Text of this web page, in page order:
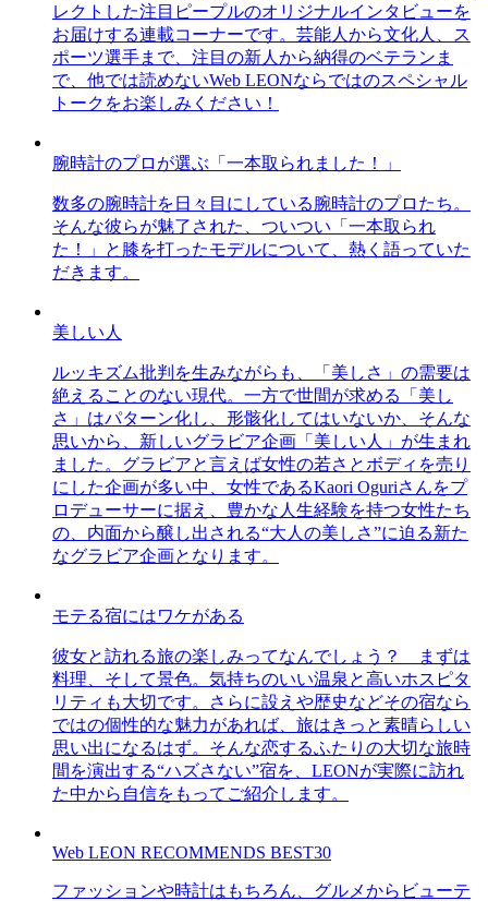
レクトした注目ピープルのオリジナルインタビューを
お届けする連載コーナーです。芸能人から文化人、ス
ポーツ選手まで、注目の新人から納得のベテランま
で、他では読めないWeb LEONならではのスペシャル
トークをお楽しみください！
腕時計のプロが選ぶ「一本取られました！」
数多の腕時計を日々目にしている腕時計のプロたち。
そんな彼らが魅了された、ついつい「一本取られ
た！」と膝を打ったモデルについて、熱く語っていた
だきます。
美しい人
ルッキズム批判を生みながらも、「美しさ」の需要は
絶えることのない現代。一方で世間が求める「美し
さ」はパターン化し、形骸化してはいないか、そんな
思いから、新しいグラビア企画「美しい人」が生まれ
ました。グラビアと言えば女性の若さとボディを売り
にした企画が多い中、女性であるKaori Oguriさんをプ
ロデューサーに据え、豊かな人生経験を持つ女性たち
の、内面から醸し出される“大人の美しさ”に迫る新た
なグラビア企画となります。
モテる宿にはワケがある
彼女と訪れる旅の楽しみってなんでしょう？ まずは
料理、そして景色。気持ちのいい温泉と高いホスピタ
リティも大切です。さらに設えや歴史などその宿なら
ではの個性的な魅力があれば、旅はきっと素晴らしい
思い出になるはず。そんな恋するふたりの大切な旅時
間を演出する“ハズさない”宿を、LEONが実際に訪れ
た中から自信をもってご紹介します。
Web LEON RECOMMENDS BEST30
ファッションや時計はもちろん、グルメからビューテ